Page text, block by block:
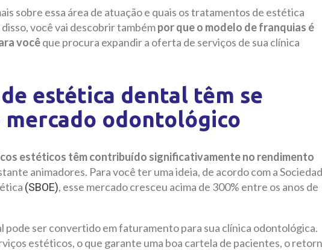
sobre essa área de atuação e quais os tratamentos de estética
você vai descobrir tambémpor que o modelo de franquias é
vocêque procura expandir a oferta de serviços de sua clínica
estética dental têm se
mercado odontológico
estéticos têm contribuído significativamente no rendimento
animadores. Para você ter uma ideia, de acordo com a
(SBOE), esse mercado cresceu acima de 300% entre os anos de
pode ser convertido em faturamento para sua clínica odontológica.
estéticos, o que garante uma boa cartela de pacientes, o